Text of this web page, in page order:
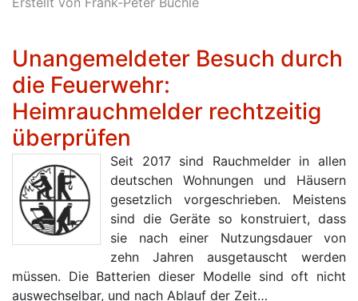
Unangemeldeter Besuch durch
die Feuerwehr:
Heimrauchmelder rechtzeitig
überprüfen
Seit 2017 sind Rauchmelder in allen
deutschen Wohnungen und Häusern
gesetzlich vorgeschrieben. Meistens
sind die Geräte so konstruiert, dass
sie nach einer Nutzungsdauer von
zehn Jahren ausgetauscht werden
müssen. Die Batterien dieser Modelle sind oft nicht
auswechselbar, und nach Ablauf der Zeit…